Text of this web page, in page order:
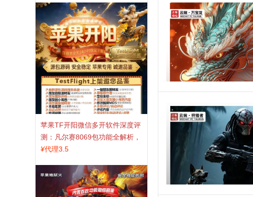
苹果TF开阳微信多开软件深度评
测：凡尔赛8069包功能全解析，
TestFlight稳定版上架，激活认准
¥代理3.5